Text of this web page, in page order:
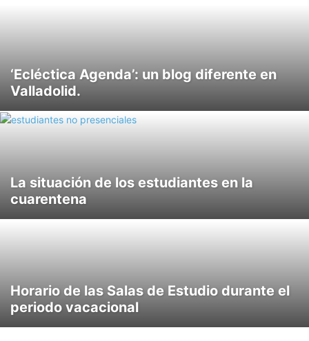
‘Ecléctica Agenda’: un blog diferente en
Valladolid.
La situación de los estudiantes en la
cuarentena
Horario de las Salas de Estudio durante el
periodo vacacional